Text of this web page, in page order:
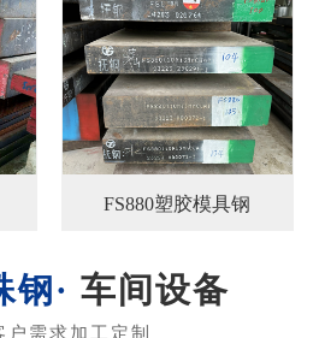
FS880塑胶模具钢
车间设备